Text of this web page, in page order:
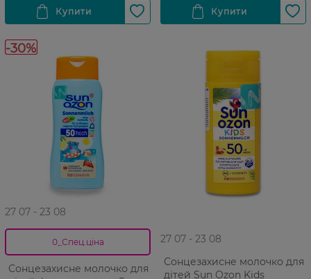
-30%
27 07 - 23 08
0_Спец.ціна
Сонцезахисне молочко для
27 07 - 23 08
Сонцезахисне молочко для
дітей Sun Ozon Kids